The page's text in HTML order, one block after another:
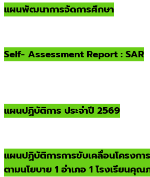
แผนพัฒนาการจัดการศึกษา
Self- Assessment Report : SAR
แผนปฏิบัติการ ประจำปี 2569
แผนปฏิบัติการการขับเคลื่อนโครงก
ตามนโยบาย 1 อำเภอ 1 โรงเรียนคุณ